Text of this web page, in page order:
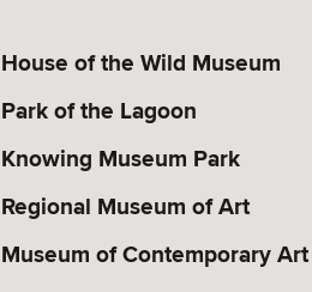
House of the Wild Museum
Park of the Lagoon
Knowing Museum Park
Regional Museum of Art
Museum of Contemporary Art